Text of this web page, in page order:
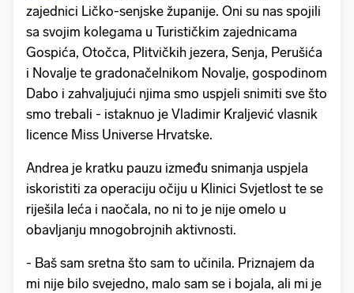
zajednici Ličko-senjske županije. Oni su nas spojili
sa svojim kolegama u Turističkim zajednicama
Gospića, Otočca, Plitvičkih jezera, Senja, Perušića
i Novalje te gradonačelnikom Novalje, gospodinom
Dabo i zahvaljujući njima smo uspjeli snimiti sve što
smo trebali - istaknuo je Vladimir Kraljević vlasnik
licence Miss Universe Hrvatske.
Andrea je kratku pauzu između snimanja uspjela
iskoristiti za operaciju očiju u Klinici Svjetlost te se
riješila leća i naočala, no ni to je nije omelo u
obavljanju mnogobrojnih aktivnosti.
- Baš sam sretna što sam to učinila. Priznajem da
mi nije bilo svejedno, malo sam se i bojala, ali mi je